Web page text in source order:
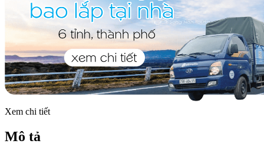
Xem chi tiết
Mô tả